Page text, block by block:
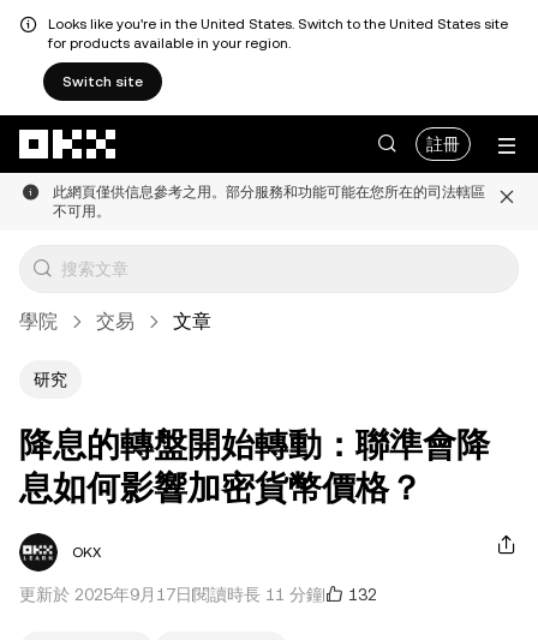
Looks like you're in the United States. Switch to the United States site
for products available in your region.
Switch site
註冊
此網頁僅供信息參考之用。部分服務和功能可能在您所在的司法轄區
不可用。
學院 交易 文章
研究
降息的轉盤開始轉動：聯準會降
息如何影響加密貨幣價格？
OKX
更新於 2025年9月17日 閱讀時長 11 分鐘 132